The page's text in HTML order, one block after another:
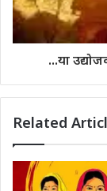
...या
Related